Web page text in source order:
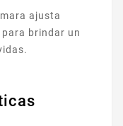
ajusta
brindar un